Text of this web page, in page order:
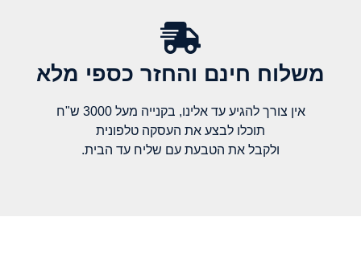
משלוח חינם והחזר כספי מלא​
אין צורך להגיע עד אלינו, בקנייה מעל 3000 ש"ח
תוכלו לבצע את העסקה טלפונית
ולקבל את הטבעת עם שליח עד הבית.